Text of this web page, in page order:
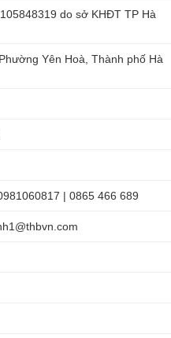
do sở KHĐT TP Hà
Yên Hoà, Thành phố Hà
| 0865 466 689